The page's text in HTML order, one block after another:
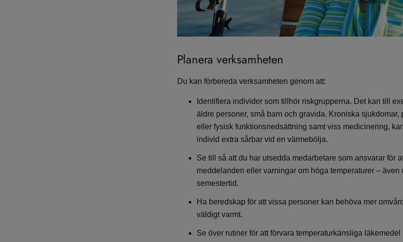
Planera verksamheten
Du kan förbereda verksamheten genom att:
Identifiera individer som tillhör riskgrupperna. Det kan till
äldre personer, små barn och gravida. Kroniska sjukdomar,
eller fysisk funktionsnedsättning samt viss medicinering,
individ extra sårbar vid en värmebölja.
Se till så att du har utsedda medarbetare som ansvarar för
meddelanden eller varningar om höga temperaturer – även
semestertid.
Ha beredskap för att vissa personer kan behöva mer
väldigt varmt.
Se över rutiner för att förvara temperaturkänsliga